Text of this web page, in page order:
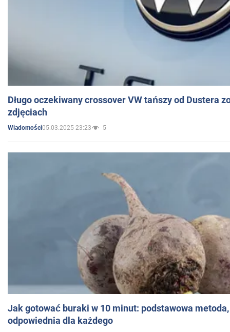
Długo oczekiwany crossover VW tańszy od Dustera
zdjęciach
Wiadomości05.03.2025 23:23 5
Jak gotować buraki w 10 minut: podstawowa
odpowiednia dla każdego